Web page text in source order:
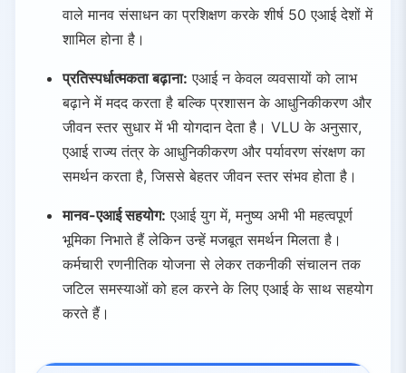
वाले मानव संसाधन का प्रशिक्षण करके शीर्ष 50 एआई देशों में
शामिल होना है।
प्रतिस्पर्धात्मकता बढ़ाना: एआई न केवल व्यवसायों को लाभ
बढ़ाने में मदद करता है बल्कि प्रशासन के आधुनिकीकरण और
जीवन स्तर सुधार में भी योगदान देता है। VLU के अनुसार,
एआई राज्य तंत्र के आधुनिकीकरण और पर्यावरण संरक्षण का
समर्थन करता है, जिससे बेहतर जीवन स्तर संभव होता है।
मानव-एआई सहयोग: एआई युग में, मनुष्य अभी भी महत्वपूर्ण
भूमिका निभाते हैं लेकिन उन्हें मजबूत समर्थन मिलता है।
कर्मचारी रणनीतिक योजना से लेकर तकनीकी संचालन तक
जटिल समस्याओं को हल करने के लिए एआई के साथ सहयोग
करते हैं।